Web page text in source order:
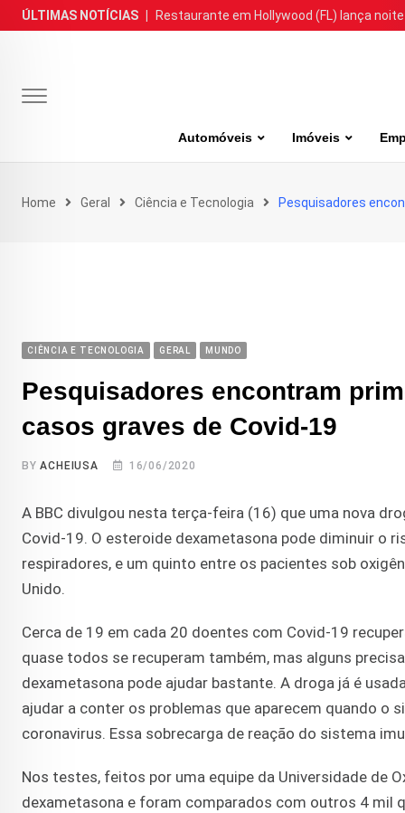
Skip
to
ÚLTIMAS NOTÍCIAS Restaurante em Hollywood (FL) lança
Automóveis Imóveis
Home Geral Ciência e Tecnologia Pesquisadores
CIÊNCIA E TECNOLOGIA GERAL MUNDO
Pesquisadores encontram
casos graves de Covid-19
BYACHEIUSA 16/06/2020
A BBC divulgou nesta terça-feira (16) que uma nova
Covid-19. O esteroide dexametasona pode diminuir o
respiradores, e um quinto entre os pacientes sob
Unido.
Cerca de 19 em cada 20 doentes com Covid-19
quase todos se recuperam também, mas alguns
dexametasona pode ajudar bastante. A droga já é
ajudar a conter os problemas que aparecem quando
coronavirus. Essa sobrecarga de reação do sistema
Nos testes, feitos por uma equipe da Universidade de
dexametasona e foram comparados com outros 4 mil